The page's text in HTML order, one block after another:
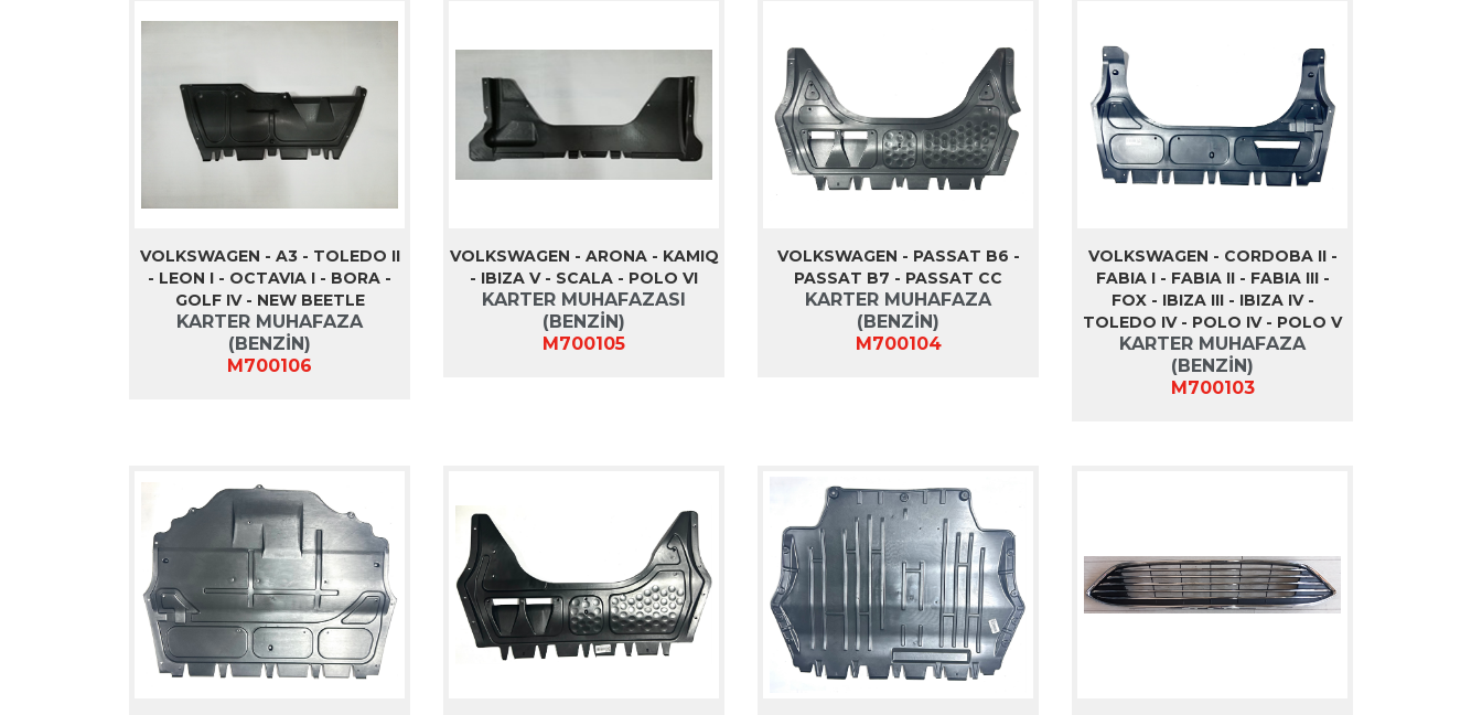
VOLKSWAGEN - A3 - TOLEDO II
- LEON I - OCTAVIA I - BORA -
GOLF IV - NEW BEETLE
KARTER MUHAFAZA
(BENZİN)
M700106
VOLKSWAGEN - ARONA - KAMIQ
- IBIZA V - SCALA - POLO VI
KARTER MUHAFAZASI
(BENZİN)
M700105
VOLKSWAGEN - PASSAT B6 -
PASSAT B7 - PASSAT CC
KARTER MUHAFAZA
(BENZİN)
M700104
VOLKSWAGEN - CORDOBA II -
FABIA I - FABIA II - FABIA III -
FOX - IBIZA III - IBIZA IV -
TOLEDO IV - POLO IV - POLO V
KARTER MUHAFAZA
(BENZİN)
M700103